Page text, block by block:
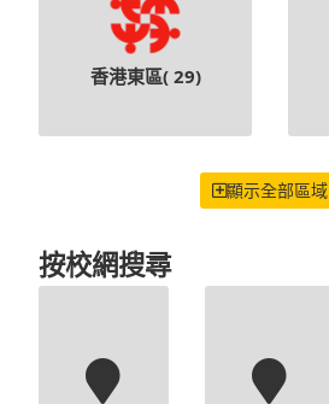
香港東區( 29)
顯示全部區域
按校網搜尋